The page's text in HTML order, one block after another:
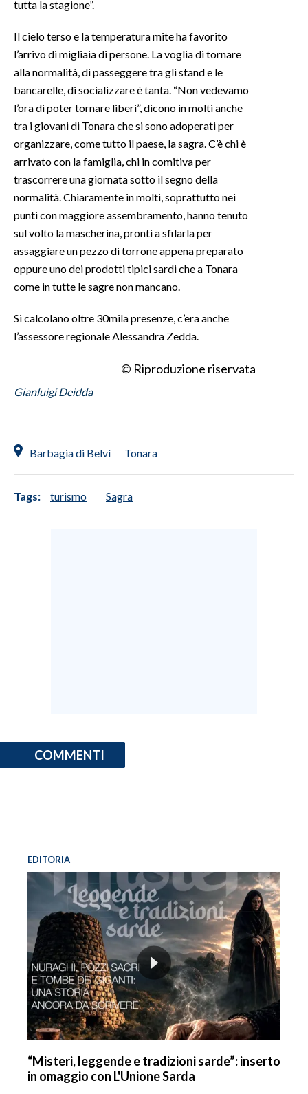
#CARAUNIONE
3 MINUTI CON
INSULARITÀ
INFO AZIENDE
ABBONATI
PUBBLICITÀ
STORE
tutta la stagione”.
Il cielo terso e la temperatura mite ha favorito
l’arrivo di migliaia di persone. La voglia di tornare
alla normalità, di passeggere tra gli stand e le
bancarelle, di socializzare è tanta. “Non vedevamo
l’ora di poter tornare liberi”, dicono in molti anche
tra i giovani di Tonara che si sono adoperati per
organizzare, come tutto il paese, la sagra. C’è chi è
arrivato con la famiglia, chi in comitiva per
trascorrere una giornata sotto il segno della
normalità. Chiaramente in molti, soprattutto nei
punti con maggiore assembramento, hanno tenuto
sul volto la mascherina, pronti a sfilarla per
assaggiare un pezzo di torrone appena preparato
oppure uno dei prodotti tipici sardi che a Tonara
come in tutte le sagre non mancano.
Si calcolano oltre 30mila presenze, c’era anche
l’assessore regionale Alessandra Zedda.
© Riproduzione riservata
Gianluigi Deidda
Barbagia di Belvì Tonara
Tags: turismo Sagra
COMMENTI
EDITORIA
“Misteri, leggende e tradizioni sarde”: inserto
in omaggio con L'Unione Sarda